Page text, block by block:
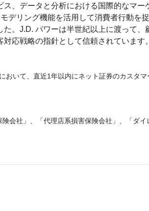
、データと分析における国際的なマー
デリング機能を活用して消費者行動を
。J.D. パワーは半世紀以上に渡って、
応戦略の指針として信頼されています
おいて、直近1年以内にネット証券のカスタマ
会社」、「代理店系損害保険会社」、「ダイ